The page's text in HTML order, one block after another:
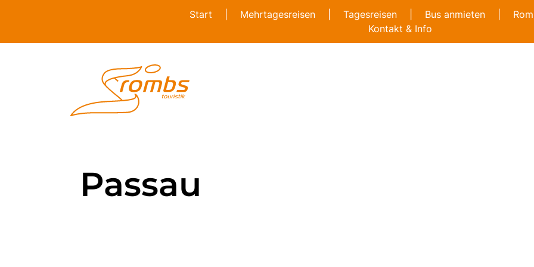
Start Mehrtagesreisen Tagesreisen Bus anmieten
Kontakt & Info
Passau